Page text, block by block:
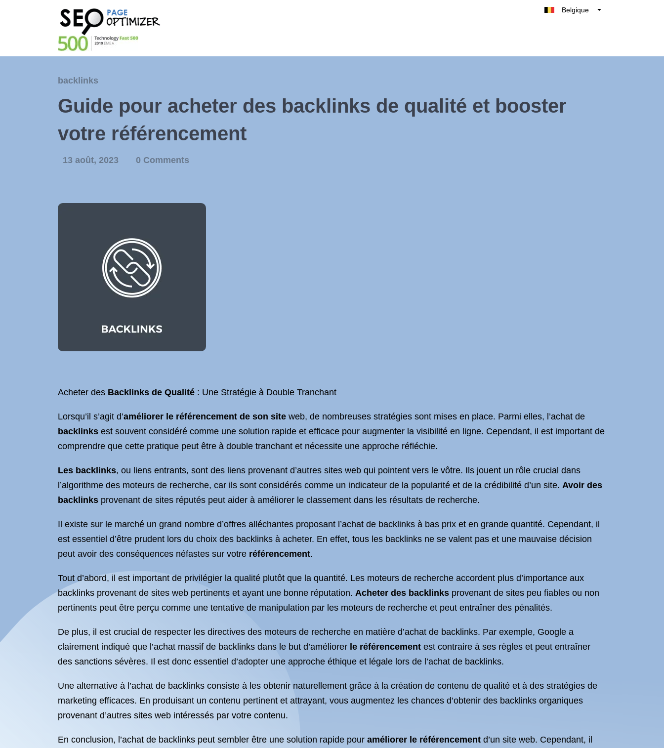
Belgique
France
backlinks
Guide pour acheter des backlinks de qualité et booster
votre référencement
13 août, 2023 0 Comments
Acheter des Backlinks de Qualité : Une Stratégie à Double Tranchant
Lorsqu’il s’agit d’améliorer le référencement de son site web, de nombreuses stratégies sont mises en place. Parmi elles, l’achat de
backlinks est souvent considéré comme une solution rapide et efficace pour augmenter la visibilité en ligne. Cependant, il est important de
comprendre que cette pratique peut être à double tranchant et nécessite une approche réfléchie.
Les backlinks, ou liens entrants, sont des liens provenant d’autres sites web qui pointent vers le vôtre. Ils jouent un rôle crucial dans
l’algorithme des moteurs de recherche, car ils sont considérés comme un indicateur de la popularité et de la crédibilité d’un site. Avoir des
backlinks provenant de sites réputés peut aider à améliorer le classement dans les résultats de recherche.
Il existe sur le marché un grand nombre d’offres alléchantes proposant l’achat de backlinks à bas prix et en grande quantité. Cependant, il
est essentiel d’être prudent lors du choix des backlinks à acheter. En effet, tous les backlinks ne se valent pas et une mauvaise décision
peut avoir des conséquences néfastes sur votre référencement.
Tout d’abord, il est important de privilégier la qualité plutôt que la quantité. Les moteurs de recherche accordent plus d’importance aux
backlinks provenant de sites web pertinents et ayant une bonne réputation. Acheter des backlinks provenant de sites peu fiables ou non
pertinents peut être perçu comme une tentative de manipulation par les moteurs de recherche et peut entraîner des pénalités.
De plus, il est crucial de respecter les directives des moteurs de recherche en matière d’achat de backlinks. Par exemple, Google a
clairement indiqué que l’achat massif de backlinks dans le but d’améliorer le référencement est contraire à ses règles et peut entraîner
des sanctions sévères. Il est donc essentiel d’adopter une approche éthique et légale lors de l’achat de backlinks.
Une alternative à l’achat de backlinks consiste à les obtenir naturellement grâce à la création de contenu de qualité et à des stratégies de
marketing efficaces. En produisant un contenu pertinent et attrayant, vous augmentez les chances d’obtenir des backlinks organiques
provenant d’autres sites web intéressés par votre contenu.
En conclusion, l’achat de backlinks peut sembler être une solution rapide pour améliorer le référencement d’un site web. Cependant, il